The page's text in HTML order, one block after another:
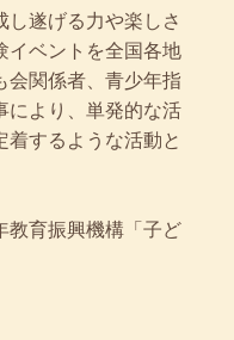
遂げる力や楽しさ
イベントを全国各地
会関係者、青少年指
により、単発的な活
するような活動と
教育振興機構「子ど